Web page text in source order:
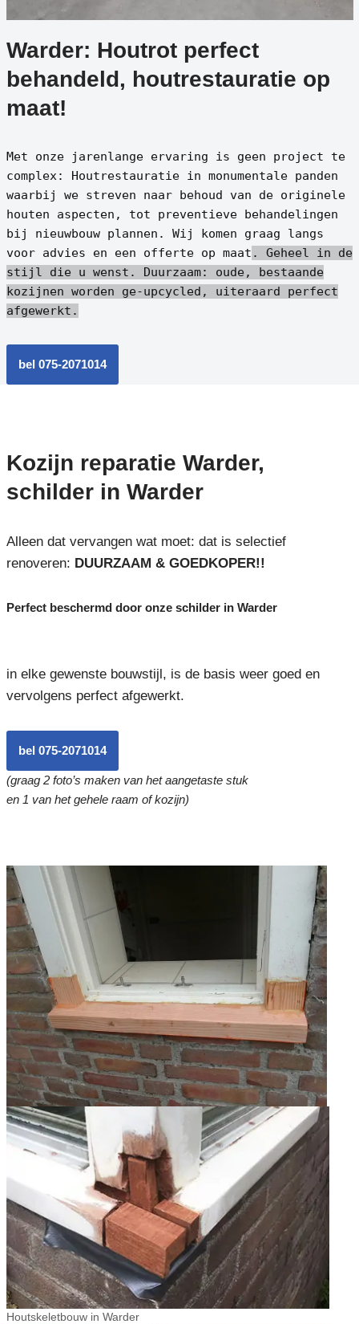
Warder: Houtrot perfect
behandeld, houtrestauratie op
maat!
Met onze jarenlange ervaring is geen project te
complex: Houtrestauratie in monumentale panden
waarbij we streven naar behoud van de originele
houten aspecten, tot preventieve behandelingen
bij nieuwbouw plannen. Wij komen graag langs
voor advies en een offerte op maat . Geheel in de
stijl die u wenst. Duurzaam: oude, bestaande
kozijnen worden ge-upcycled, uiteraard perfect
afgewerkt.
bel 075-2071014
Kozijn reparatie Warder,
schilder in Warder
Alleen dat vervangen wat moet: dat is selectief
renoveren: DUURZAAM & GOEDKOPER!!
Perfect beschermd door onze schilder in Warder
in elke gewenste bouwstijl, is de basis weer goed en
vervolgens perfect afgewerkt.
bel 075-2071014
(graag 2 foto’s maken van het aangetaste stuk
en 1 van het gehele raam of kozijn)
Houtskeletbouw in Warder